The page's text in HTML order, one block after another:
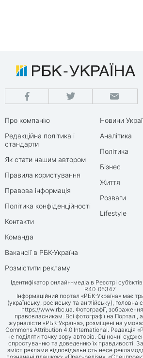
Про компанію
Редакційна політика і
стандарти
Як стати нашим автором
Правила користування
Правова інформація
Політика конфіденційності
Контакти
Команда
Вакансії в РБК-Україна
Розмістити рекламу
Новини
Аналітика
Політика
Бізнес
Життя
Розваги
Lifestyle
Ідентифікатор онлайн-медіа в Реєстрі
R40-05347
Інформаційний портал «РБК-Україна» має
(українську, російську та англійську), головна
https://www.rbc.ua . Фотографії,
правовласникам. Всі фотографії на Порталі,
журналісти «РБК-Україна», розміщені на
Commons Attribution 4.0 International. Редакція
не поділяти точку зору авторів. Оціночні
спростуванню та доведенню їх правдивості. За
зміст реклами відповідальність несе